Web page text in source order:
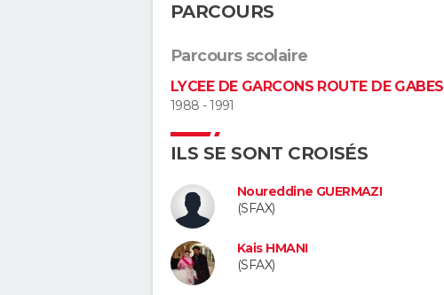
PARCOURS
Parcours scolaire
LYCEE DE GARCONS ROUTE DE GABES
1988 - 1991
ILS SE SONT CROISÉS
Noureddine GUERMAZI
(SFAX)
Kais HMANI
(SFAX)